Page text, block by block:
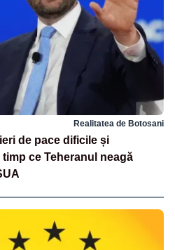
Realitatea de Botosani
de pace dificile și
ce Teheranul neagă